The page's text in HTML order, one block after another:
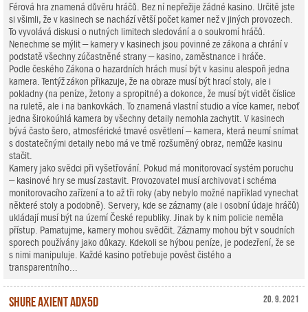
Férová hra znamená důvěru hráčů. Bez ní nepřežije žádné kasino. Určitě jste
si všimli, že v kasinech se nachází větší počet kamer než v jiných provozech.
To vyvolává diskusi o nutných limitech sledování a o soukromí hráčů.
Nenechme se mýlit – kamery v kasinech jsou povinné ze zákona a chrání v
podstatě všechny zúčastněné strany – kasino, zaměstnance i hráče.
Podle českého Zákona o hazardních hrách musí být v kasinu alespoň jedna
kamera. Tentýž zákon přikazuje, že na obraze musí být hrací stoly, ale i
pokladny (na peníze, žetony a spropitné) a dokonce, že musí být vidět číslice
na ruletě, ale i na bankovkách. To znamená vlastní studio a více kamer, neboť
jedna širokoúhlá kamera by všechny detaily nemohla zachytit. V kasinech
bývá často šero, atmosférické tmavé osvětlení – kamera, která neumí snímat
s dostatečnými detaily nebo má ve tmě rozšuměný obraz, nemůže kasinu
stačit.
Kamery jako svědci při vyšetřování. Pokud má monitorovací systém poruchu
– kasinové hry se musí zastavit. Provozovatel musí archivovat i schéma
monitorovacího zařízení a to až tři roky (aby nebylo možné například vynechat
některé stoly a podobně). Servery, kde se záznamy (ale i osobní údaje hráčů)
ukládají musí být na území České republiky. Jinak by k nim policie neměla
přístup. Pamatujme, kamery mohou svědčit. Záznamy mohou být v soudních
sporech používány jako důkazy. Kdekoli se hýbou peníze, je podezření, že se
s nimi manipuluje. Každé kasino potřebuje pověst čistého a
transparentního...
20. 9. 2021
Shure Axient ADX5D